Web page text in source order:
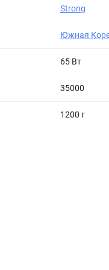
Strong
Южная
65 Вт
35000
1200 г